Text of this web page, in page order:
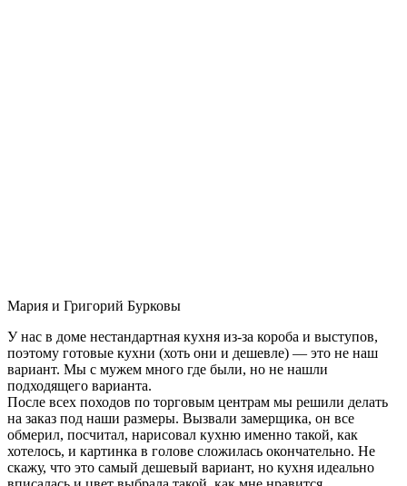
Мария и Григорий Бурковы
У нас в доме нестандартная кухня из-за короба и выступов,
поэтому готовые кухни (хоть они и дешевле) — это не наш
вариант. Мы с мужем много где были, но не нашли
подходящего варианта.
После всех походов по торговым центрам мы решили делать
на заказ под наши размеры. Вызвали замерщика, он все
обмерил, посчитал, нарисовал кухню именно такой, как
хотелось, и картинка в голове сложилась окончательно. Не
скажу, что это самый дешевый вариант, но кухня идеально